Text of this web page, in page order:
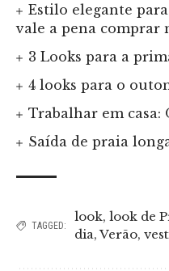
Estilo elegante
vale a pena comprar
3 Looks para a
4 looks para o
Trabalhar em casa:
Saída de praia
TAGGED:
look, look de
dia,Verão,